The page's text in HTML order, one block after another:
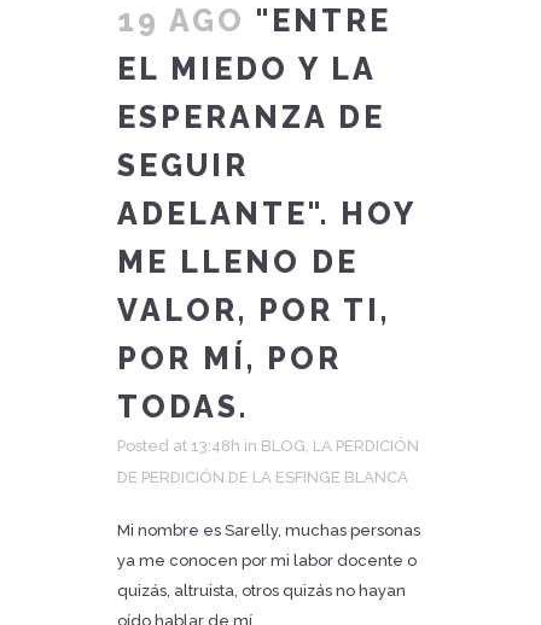
19 AGO "ENTRE
EL MIEDO Y LA
ESPERANZA DE
SEGUIR
ADELANTE". HOY
ME LLENO DE
VALOR, POR TI,
POR MÍ, POR
TODAS.
Posted at 13:48h in BLOG LA PERDICIÓN
DE PERDICIÓN DE LA ESFINGE BLANCA
Mi nombre es Sarelly, muchas personas
ya me conocen por mi labor docente o
quizás, altruista, otros quizás no hayan
oído hablar de mí...